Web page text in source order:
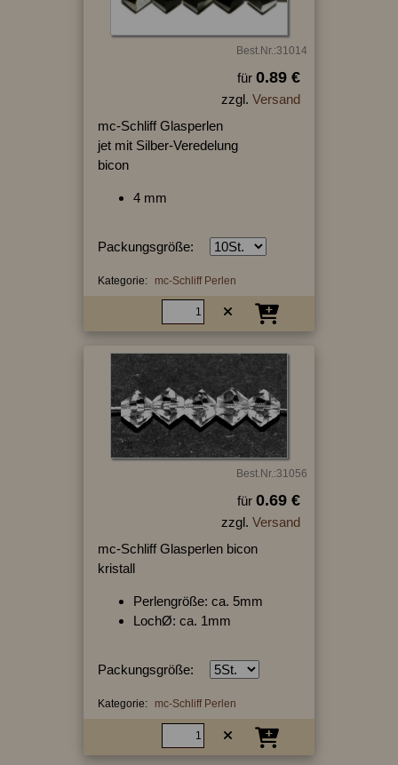
Best.Nr.:31014
für 0.89 €
zzgl. Versand
mc-Schliff Glasperlen
jet mit Silber-Veredelung
bicon
4 mm
Packungsgröße:
Kategorie: mc-Schliff Perlen
Best.Nr.:31056
für 0.69 €
zzgl. Versand
mc-Schliff Glasperlen bicon
kristall
Perlengröße: ca. 5mm
LochØ: ca. 1mm
Packungsgröße:
Kategorie: mc-Schliff Perlen